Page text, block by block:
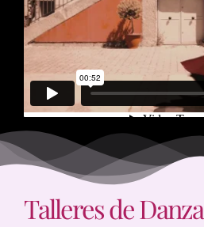
Talleres de Danza